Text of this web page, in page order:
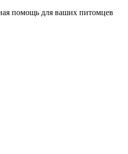
помощь для ваших питомцев